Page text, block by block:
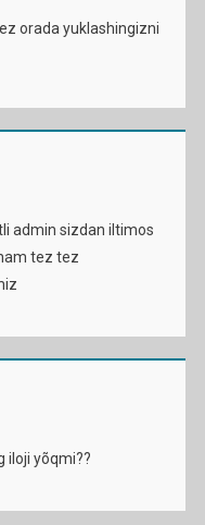
orada yuklashingizni
admin sizdan iltimos
tez tez
iloji yõqmi??